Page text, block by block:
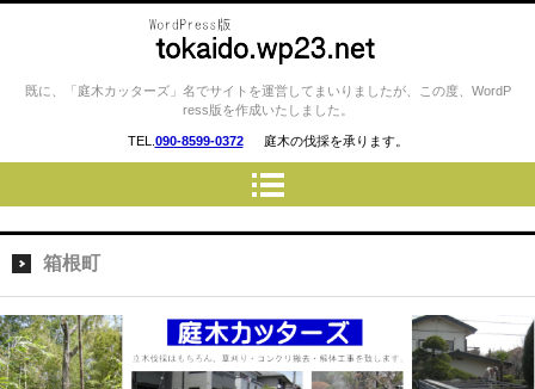
庭木カッターズ / 立木の伐採、草
刈り、コンクリート・ウッドデ
ッキの撤去、物置・プレハブ・
車庫・カーポートの解体 etc…
を承ります。 平塚市・厚木
既に、「庭木カッターズ」名でサイトを運営してまいりましたが、この度、WordP
ress版を作成いたしました。
TEL. 090-8599-0372 庭木の伐採を承ります。
箱根町